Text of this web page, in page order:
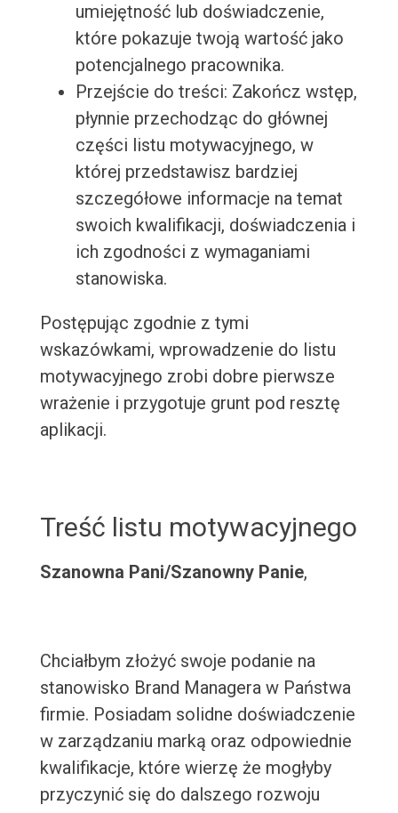
umiejętność lub doświadczenie,
które pokazuje twoją wartość jako
potencjalnego pracownika.
Przejście do treści: Zakończ wstęp,
płynnie przechodząc do głównej
części listu motywacyjnego, w
której przedstawisz bardziej
szczegółowe informacje na temat
swoich kwalifikacji, doświadczenia i
ich zgodności z wymaganiami
stanowiska.
Postępując zgodnie z tymi
wskazówkami, wprowadzenie do listu
motywacyjnego zrobi dobre pierwsze
wrażenie i przygotuje grunt pod resztę
aplikacji.
Treść listu motywacyjnego
Szanowna Pani/Szanowny Panie,
Chciałbym złożyć swoje podanie na
stanowisko Brand Managera w Państwa
firmie. Posiadam solidne doświadczenie
w zarządzaniu marką oraz odpowiednie
kwalifikacje, które wierzę że mogłyby
przyczynić się do dalszego rozwoju